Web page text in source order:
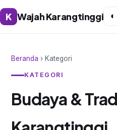
K Wajah Karangtinggi ◐
Beranda › Kategori
KATEGORI
Budaya &